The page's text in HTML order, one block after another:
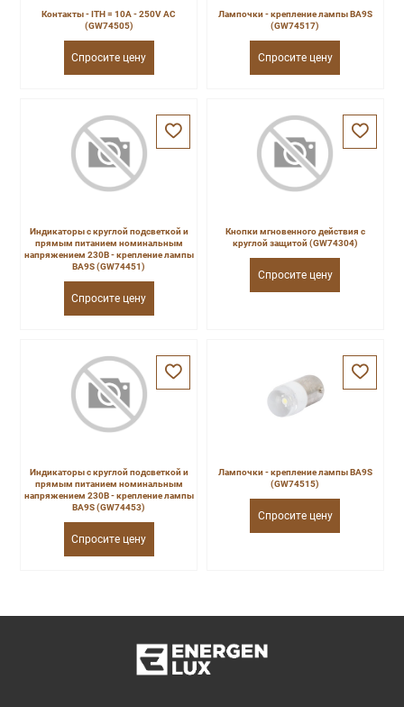
Контакты - ITH = 10A - 250V AC
(GW74505)
Спросите цену
Лампочки - крепление лампы BA9S
(GW74517)
Спросите цену
Индикаторы с круглой подсветкой и
прямым питанием номинальным
напряжением 230В - крепление лампы
ВА9S (GW74451)
Спросите цену
Кнопки мгновенного действия с
круглой защитой (GW74304)
Спросите цену
Индикаторы с круглой подсветкой и
прямым питанием номинальным
напряжением 230В - крепление лампы
ВА9S (GW74453)
Спросите цену
Лампочки - крепление лампы BA9S
(GW74515)
Спросите цену